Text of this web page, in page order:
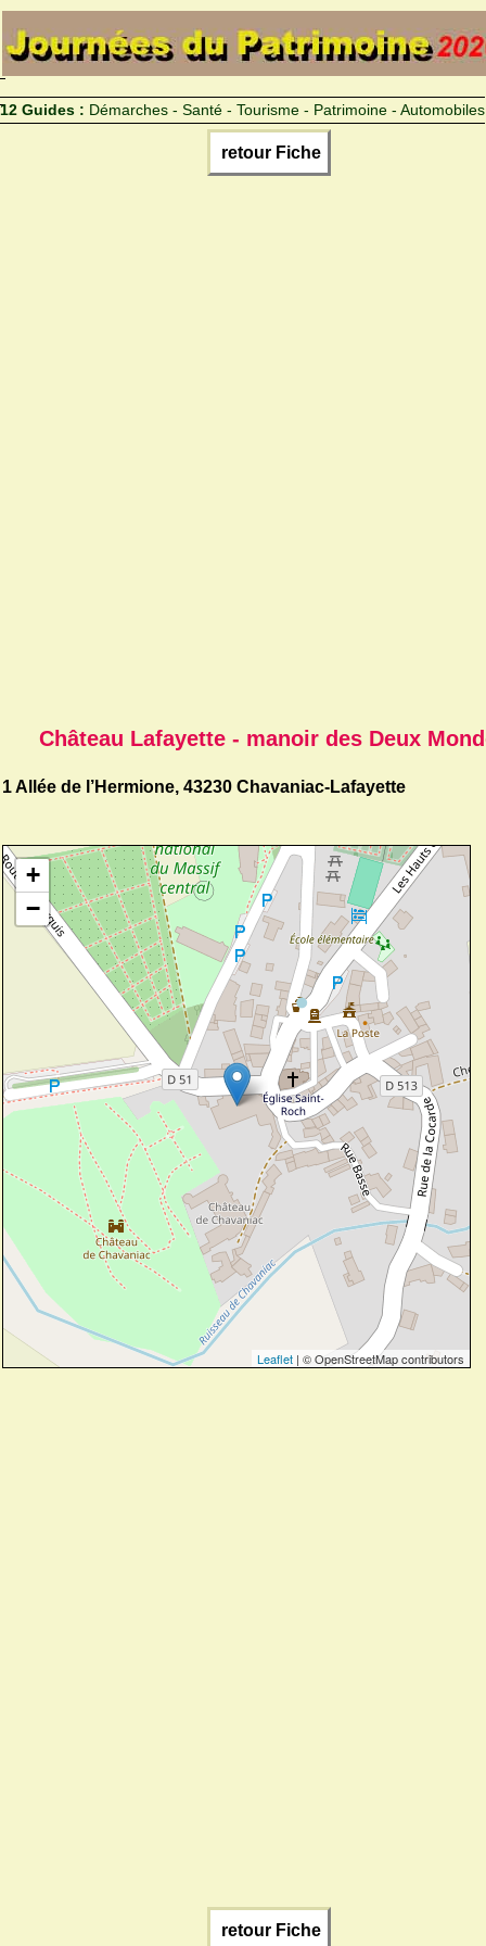
12 Guides : Démarches - Santé - Tourisme - Patrimoine - Automobiles
retour Fiche
Château Lafayette - manoir des Deux
1 Allée de l’Hermione, 43230 Chavaniac-Lafayette
+
−
Leaflet | © OpenStreetMap contributors
retour Fiche